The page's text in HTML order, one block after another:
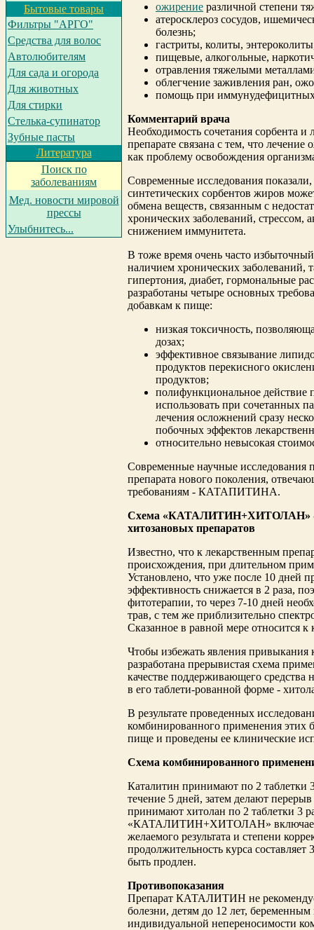
Бытовые товары
Фильтры "АРГО"
Средства для волос
Автолюбителям
Для сада и огорода
Для животных
Для стирки
Cтелька-супинатор
Зубные пасты
Литература
Поиск по
заболеваниям
Мед. новости мировой
прессы
Улыбнитесь...
ожирение различной степени
атеросклероз сосудов,
болезнь;
гастриты, колиты,
пищевые, алкогольные,
отравления тяжелыми
облегчение заживления ран,
помощь при иммунудефицитных
Комментарий врача
Необходимость сочетания сорбента
препарате связана с тем, что лечение
как проблему освобождения
Современные исследования
синтетических сорбентов жиров
обмена веществ, связанным с
хронических заболеваний, стрессом,
снижением иммунитета.
В тоже время очень часто избыточный
наличием хронических заболеваний,
гипертония, диабет, гормональные
разработаны четыре основных
добавкам к пище:
низкая токсичность,
дозах;
эффективное связывание
продуктов перекисного
продуктов;
полифункциональное действие
использовать при сочетанных
лечения осложнений сразу
побочных эффектов
относительно невысокая
Современные научные исследования
препарата нового поколения,
требованиям - КАТАПИТИНА.
Схема «КАТАЛИТИН+ХИТОЛАН» -
хитозановых препаратов
Известно, что к лекарственным
происхождения, при длительном
Установлено, что уже после 10 дней
эффективность снижается в 2 раза,
фитотерапии, то через 7-10 дней
трав, с тем же приблизительно
Сказанное в равной мере относится к
Чтобы избежать явления привыкания
разработана прерывистая схема
качестве поддерживающего
в его таблети-рованной форме -
В результате проведенных
комбинированного применения этих
пище и проведены ее клинические
Схема комбинированного
Каталитин принимают по 2 таблетки
течение 5 дней, затем делают
принимают хитолан по 2 таблетки 3
«КАТАЛИТИН+ХИТОЛАН» включает
желаемого результата и степени
продолжительность курса
быть продлен.
Противопоказания
Препарат КАТАЛИТИН не
болезни, детям до 12 лет,
индивидуальной непереносимости